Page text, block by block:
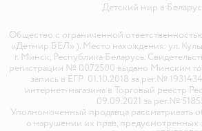
Детский мир в
Общество с ограниченной
«Детмир БЕЛ» ). Место нахождения: ул.
г. Минск, Республика Беларусь.
регистрации № 0072500 выдано Минским
запись в ЕГР 01.10.2018 за рег.№
интернет-магазина в Торговый реестр
09.09.2021 за рег.№
Уполномоченный продавца рассматривать
о нарушении их прав, предусмотренных